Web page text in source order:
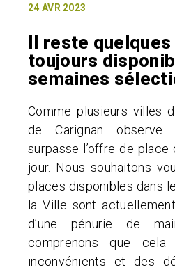
24 AVR 2023
Il reste
toujours
semaines
Comme plusieurs villes
de Carignan
surpasse l’offre de
jour. Nous souhaitons
places disponibles dans
la Ville sont
d’une pénurie de
comprenons que
inconvénients et des